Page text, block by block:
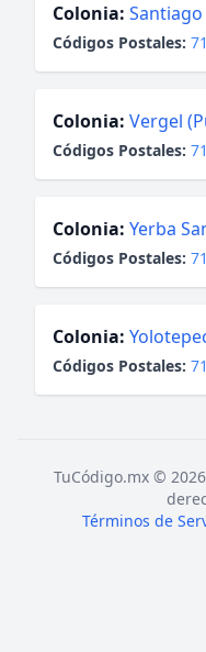
Colonia:
Códigos Postales:
Colonia: Vergel
Códigos Postales:
Colonia: Yerba
Códigos Postales:
Colonia:
Códigos Postales:
TuCódigo.mx ©
Términos de